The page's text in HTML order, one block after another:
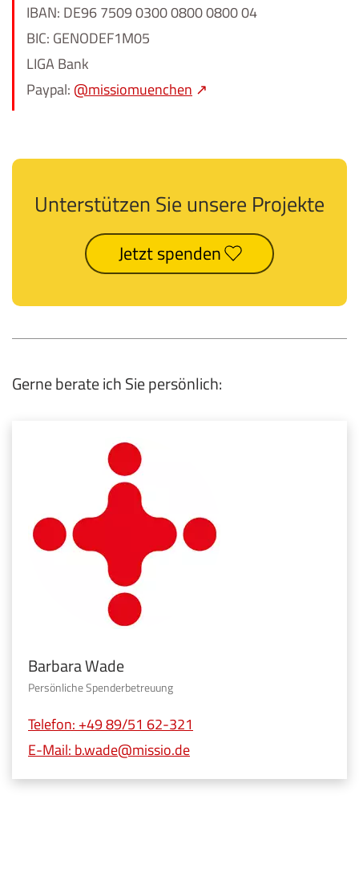
IBAN: DE96 7509 0300 0800 0800 04
BIC: GENODEF1M05
LIGA Bank
Paypal: @missiomuenchen
Unterstützen Sie unsere Projekte
Jetzt spenden
Gerne berate ich Sie persönlich:
Barbara Wade
Persönliche Spenderbetreuung
Telefon: +49 89/51 62-321
E-Mail: b.wade@missio.de